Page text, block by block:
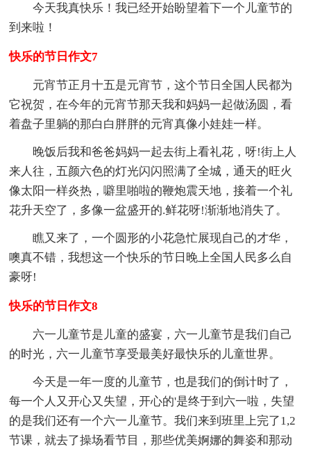
今天我真快乐！我已经开始盼望着下一个儿童节的
到来啦！
快乐的节日作文7
元宵节正月十五是元宵节，这个节日全国人民都为
它祝贺，在今年的元宵节那天我和妈妈一起做汤圆，看
着盘子里躺的那白白胖胖的元宵真像小娃娃一样。
晚饭后我和爸爸妈妈一起去街上看礼花，呀!街上人
来人往，五颜六色的灯光闪闪照满了全城，通天的旺火
像太阳一样炎热，噼里啪啦的鞭炮震天地，接着一个礼
花升天空了，多像一盆盛开的.鲜花呀!渐渐地消失了。
瞧又来了，一个圆形的小花急忙展现自己的才华，
噢真不错，我想这一个快乐的节日晚上全国人民多么自
豪呀!
快乐的节日作文8
六一儿童节是儿童的盛宴，六一儿童节是我们自己
的时光，六一儿童节享受最美好最快乐的儿童世界。
今天是一年一度的儿童节，也是我们的倒计时了，
每一个人又开心又失望，开心的'是终于到六一啦，失望
的是我们还有一个六一儿童节。我们来到班里上完了1,2
节课，就去了操场看节目，那些优美婀娜的舞姿和那动